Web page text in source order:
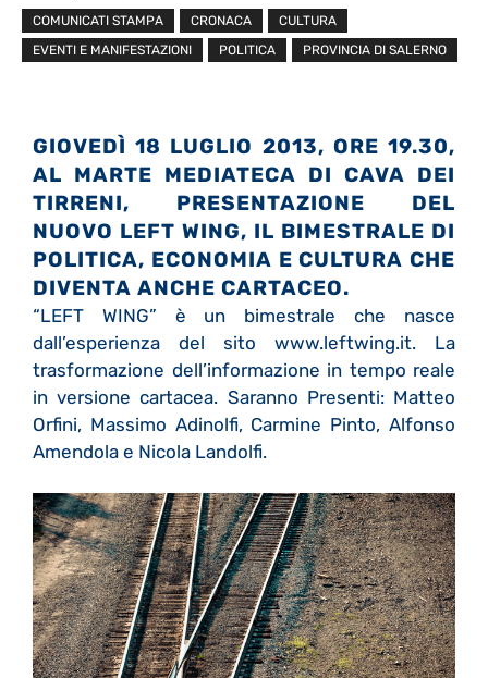
COMUNICATI STAMPA CRONACA
CULTURA
EVENTI E MANIFESTAZIONI
POLITICA PROVINCIA DI SALERNO
GIOVEDÌ 18 LUGLIO 2013, ORE 19.30,
AL MARTE MEDIATECA DI CAVA DEI
TIRRENI, PRESENTAZIONE DEL
NUOVO LEFT WING, IL BIMESTRALE DI
POLITICA, ECONOMIA E CULTURA CHE
DIVENTA ANCHE CARTACEO.
“LEFT WING” è un bimestrale che nasce
dall’esperienza del sito www.leftwing.it. La
trasformazione dell’informazione in tempo reale
in versione cartacea. Saranno Presenti: Matteo
Orfini, Massimo Adinolfi, Carmine Pinto, Alfonso
Amendola e Nicola Landolfi.